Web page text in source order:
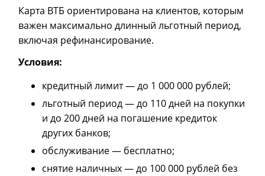
Карта ВТБ ориентирована на клиентов, которым
важен максимально длинный льготный период,
включая рефинансирование.
Условия:
кредитный лимит — до 1 000 000 рублей;
льготный период — до 110 дней на покупки
и до 200 дней на погашение кредиток
других банков;
обслуживание — бесплатно;
снятие наличных — до 100 000 рублей без